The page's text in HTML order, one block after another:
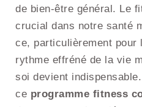
de bien-être général. Le
crucial dans notre santé
ce, particulièrement pour
rythme effréné de la vie
soi devient
ce programme fitness